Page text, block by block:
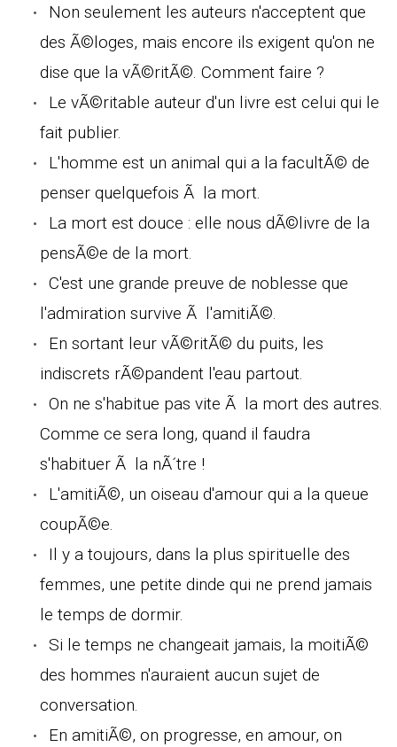
Non seulement les auteurs n'acceptent que
des Ã©loges, mais encore ils exigent qu'on ne
dise que la vÃ©ritÃ©. Comment faire ?
Le vÃ©ritable auteur d'un livre est celui qui le
fait publier.
L'homme est un animal qui a la facultÃ© de
penser quelquefois Ã la mort.
La mort est douce : elle nous dÃ©livre de la
pensÃ©e de la mort.
C'est une grande preuve de noblesse que
l'admiration survive Ã l'amitiÃ©.
En sortant leur vÃ©ritÃ© du puits, les
indiscrets rÃ©pandent l'eau partout.
On ne s'habitue pas vite Ã la mort des autres.
Comme ce sera long, quand il faudra
s'habituer Ã la nÃ´tre !
L'amitiÃ©, un oiseau d'amour qui a la queue
coupÃ©e.
Il y a toujours, dans la plus spirituelle des
femmes, une petite dinde qui ne prend jamais
le temps de dormir.
Si le temps ne changeait jamais, la moitiÃ©
des hommes n'auraient aucun sujet de
conversation.
En amitiÃ©, on progresse, en amour, on